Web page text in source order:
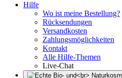
Hilfe
Wo ist meine Bestellung?
Rücksendungen
Versandkosten
Zahlungsmöglichkeiten
Kontakt
Alle Hilfe-Themen
Live-Chat